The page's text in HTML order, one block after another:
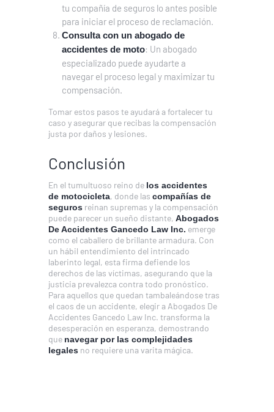
tu compañía de seguros lo antes posible
para iniciar el proceso de reclamación.
Consulta con un abogado de
accidentes de moto: Un abogado
especializado puede ayudarte a
navegar el proceso legal y maximizar tu
compensación.
Tomar estos pasos te ayudará a fortalecer tu
caso y asegurar que recibas la compensación
justa por daños y lesiones.
Conclusión
En el tumultuoso reino de los accidentes
de motocicleta, donde las compañías de
seguros reinan supremas y la compensación
puede parecer un sueño distante, Abogados
De Accidentes Gancedo Law Inc. emerge
como el caballero de brillante armadura. Con
un hábil entendimiento del intrincado
laberinto legal, esta firma defiende los
derechos de las víctimas, asegurando que la
justicia prevalezca contra todo pronóstico.
Para aquellos que quedan tambaleándose tras
el caos de un accidente, elegir a Abogados De
Accidentes Gancedo Law Inc. transforma la
desesperación en esperanza, demostrando
que navegar por las complejidades
legales no requiere una varita mágica.